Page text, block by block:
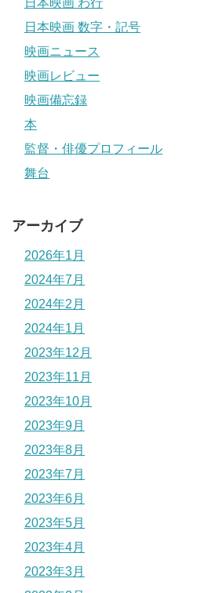
日本映画 わ行
日本映画 数字・記号
映画ニュース
映画レビュー
映画備忘録
本
監督・俳優プロフィール
舞台
アーカイブ
2026年1月
2024年7月
2024年2月
2024年1月
2023年12月
2023年11月
2023年10月
2023年9月
2023年8月
2023年7月
2023年6月
2023年5月
2023年4月
2023年3月